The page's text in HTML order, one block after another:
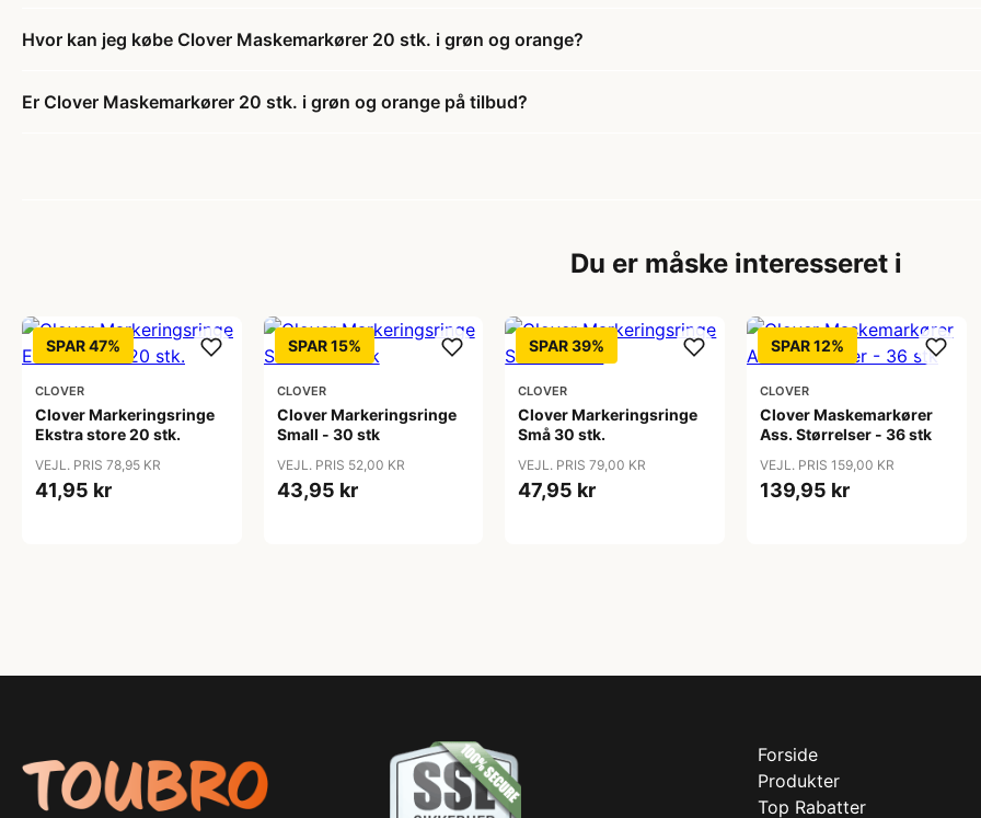
Hvor kan jeg købe Clover Maskemarkører 20 stk. i grøn og orange?
Er Clover Maskemarkører 20 stk. i grøn og orange på tilbud?
Du er måske interesseret i
SPAR 47%
CLOVER
Clover Markeringsringe
Ekstra store 20 stk.
VEJL. PRIS 78,95 KR
41,95 kr
SPAR 15%
CLOVER
Clover Markeringsringe
Small - 30 stk
VEJL. PRIS 52,00 KR
43,95 kr
SPAR 39%
CLOVER
Clover Markeringsringe
Små 30 stk.
VEJL. PRIS 79,00 KR
47,95 kr
SPAR 12%
CLOVER
Clover Maskemarkører
Ass. Størrelser - 36 stk
VEJL. PRIS 159,00 KR
139,95 kr
Forside
Produkter
Top Rabatter